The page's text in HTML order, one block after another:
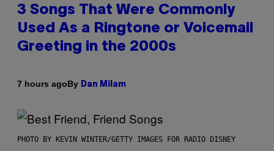
3 Songs That Were Commonly
Used As a Ringtone or Voicemail
Greeting in the 2000s
7 hours agoBy Dan Milam
PHOTO BY KEVIN WINTER/GETTY IMAGES FOR RADIO DISNEY